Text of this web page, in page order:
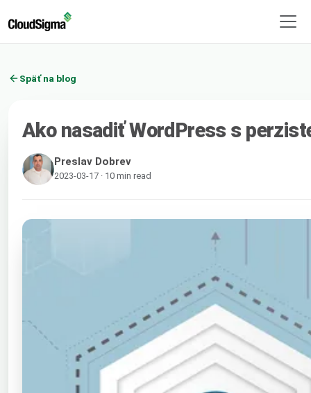
Späť na blog
Ako nasadiť WordPress s
Preslav Dobrev
2023-03-17 · 10 min read